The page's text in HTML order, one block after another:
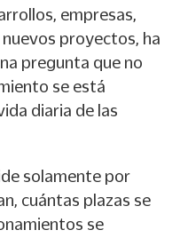
empresas,
proyectos, ha
pregunta que no
se está
diaria de las
solamente por
cuántas plazas se
se